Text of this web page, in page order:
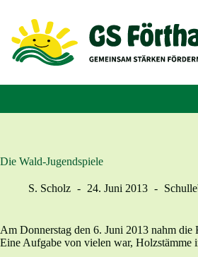
springen
Die Wald-Jugendspiele
S. Scholz 24. Juni 2013
Am Donnerstag den 6. Juni 2013 nahm die
Eine Aufgabe von vielen war, Holzstämme